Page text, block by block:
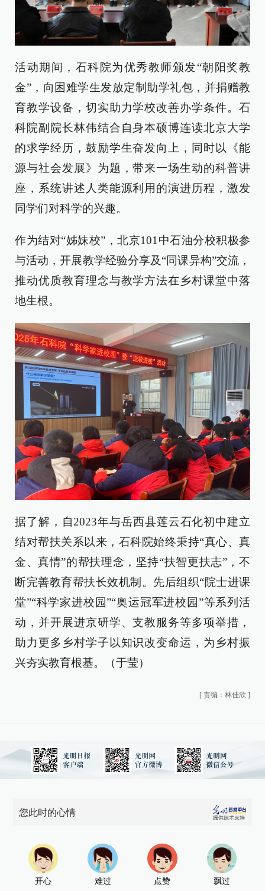
活动期间，石科院为优秀教师颁发“朝阳奖教
金”，向困难学生发放定制助学礼包，并捐赠教
育教学设备，切实助力学校改善办学条件。石
科院副院长林伟结合自身本硕博连读北京大学
的求学经历，鼓励学生奋发向上，同时以《能
源与社会发展》为题，带来一场生动的科普讲
座，系统讲述人类能源利用的演进历程，激发
同学们对科学的兴趣。
作为结对“姊妹校”，北京101中石油分校积极参
与活动，开展教学经验分享及“同课异构”交流，
推动优质教育理念与教学方法在乡村课堂中落
地生根。
据了解，自2023年与岳西县莲云石化初中建立
结对帮扶关系以来，石科院始终秉持“真心、真
金、真情”的帮扶理念，坚持“扶智更扶志”，不
断完善教育帮扶长效机制。先后组织“院士进课
堂”“科学家进校园”“奥运冠军进校园”等系列活
动，并开展进京研学、支教服务等多项举措，
助力更多乡村学子以知识改变命运，为乡村振
兴夯实教育根基。（于莹）
[ 责编：林佳欣 ]
您此时的心情
开心 难过 点赞 飘过